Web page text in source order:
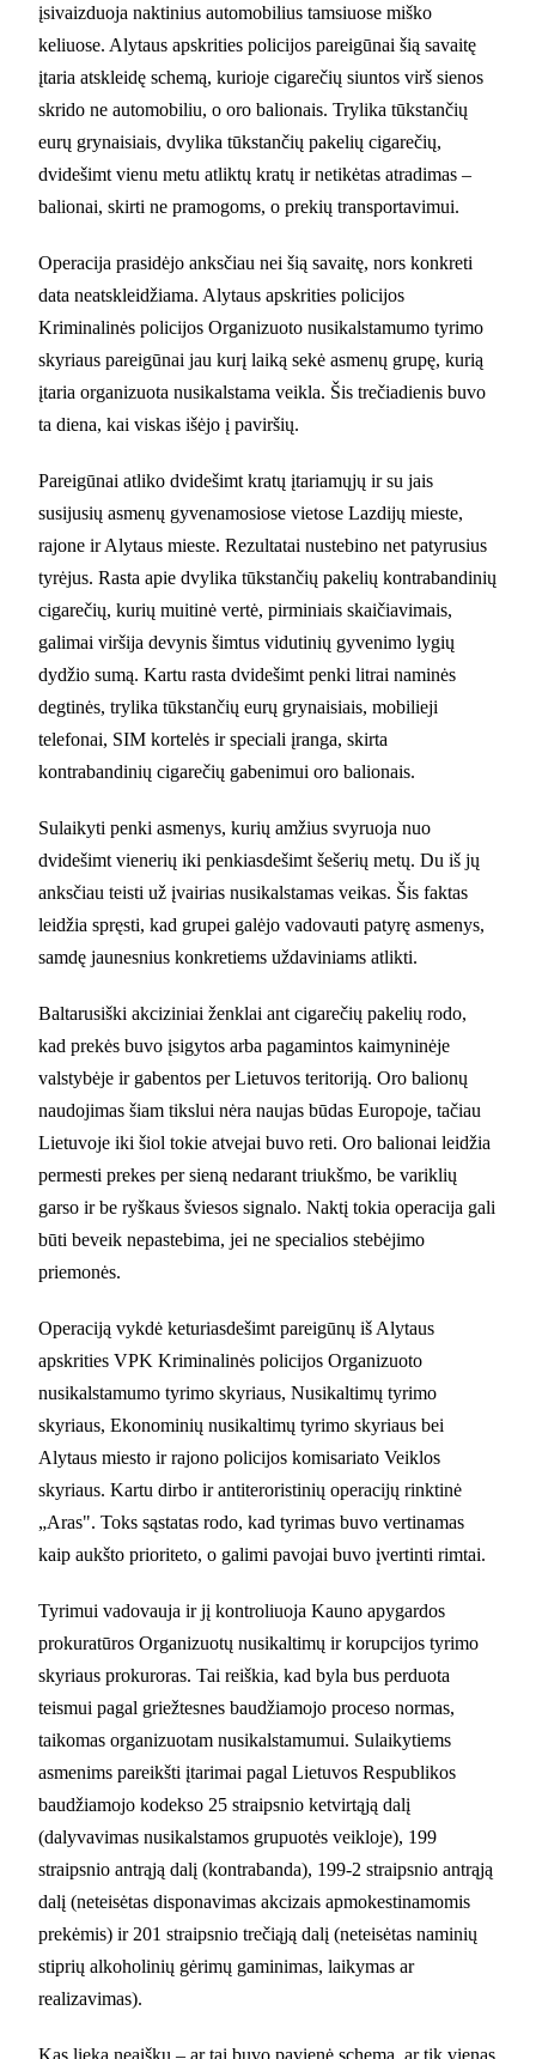
įsivaizduoja naktinius automobilius tamsiuose miško
keliuose. Alytaus apskrities policijos pareigūnai šią savaitę
įtaria atskleidę schemą, kurioje cigarečių siuntos virš sienos
skrido ne automobiliu, o oro balionais. Trylika tūkstančių
eurų grynaisiais, dvylika tūkstančių pakelių cigarečių,
dvidešimt vienu metu atliktų kratų ir netikėtas atradimas –
balionai, skirti ne pramogoms, o prekių transportavimui.
Operacija prasidėjo anksčiau nei šią savaitę, nors konkreti
data neatskleidžiama. Alytaus apskrities policijos
Kriminalinės policijos Organizuoto nusikalstamumo tyrimo
skyriaus pareigūnai jau kurį laiką sekė asmenų grupę, kurią
įtaria organizuota nusikalstama veikla. Šis trečiadienis buvo
ta diena, kai viskas išėjo į paviršių.
Pareigūnai atliko dvidešimt kratų įtariamųjų ir su jais
susijusių asmenų gyvenamosiose vietose Lazdijų mieste,
rajone ir Alytaus mieste. Rezultatai nustebino net patyrusius
tyrėjus. Rasta apie dvylika tūkstančių pakelių kontrabandinių
cigarečių, kurių muitinė vertė, pirminiais skaičiavimais,
galimai viršija devynis šimtus vidutinių gyvenimo lygių
dydžio sumą. Kartu rasta dvidešimt penki litrai naminės
degtinės, trylika tūkstančių eurų grynaisiais, mobilieji
telefonai, SIM kortelės ir speciali įranga, skirta
kontrabandinių cigarečių gabenimui oro balionais.
Sulaikyti penki asmenys, kurių amžius svyruoja nuo
dvidešimt vienerių iki penkiasdešimt šešerių metų. Du iš jų
anksčiau teisti už įvairias nusikalstamas veikas. Šis faktas
leidžia spręsti, kad grupei galėjo vadovauti patyrę asmenys,
samdę jaunesnius konkretiems uždaviniams atlikti.
Baltarusiški akciziniai ženklai ant cigarečių pakelių rodo,
kad prekės buvo įsigytos arba pagamintos kaimyninėje
valstybėje ir gabentos per Lietuvos teritoriją. Oro balionų
naudojimas šiam tikslui nėra naujas būdas Europoje, tačiau
Lietuvoje iki šiol tokie atvejai buvo reti. Oro balionai leidžia
permesti prekes per sieną nedarant triukšmo, be variklių
garso ir be ryškaus šviesos signalo. Naktį tokia operacija gali
būti beveik nepastebima, jei ne specialios stebėjimo
priemonės.
Operaciją vykdė keturiasdešimt pareigūnų iš Alytaus
apskrities VPK Kriminalinės policijos Organizuoto
nusikalstamumo tyrimo skyriaus, Nusikaltimų tyrimo
skyriaus, Ekonominių nusikaltimų tyrimo skyriaus bei
Alytaus miesto ir rajono policijos komisariato Veiklos
skyriaus. Kartu dirbo ir antiteroristinių operacijų rinktinė
„Aras". Toks sąstatas rodo, kad tyrimas buvo vertinamas
kaip aukšto prioriteto, o galimi pavojai buvo įvertinti rimtai.
Tyrimui vadovauja ir jį kontroliuoja Kauno apygardos
prokuratūros Organizuotų nusikaltimų ir korupcijos tyrimo
skyriaus prokuroras. Tai reiškia, kad byla bus perduota
teismui pagal griežtesnes baudžiamojo proceso normas,
taikomas organizuotam nusikalstamumui. Sulaikytiems
asmenims pareikšti įtarimai pagal Lietuvos Respublikos
baudžiamojo kodekso 25 straipsnio ketvirtąją dalį
(dalyvavimas nusikalstamos grupuotės veikloje), 199
straipsnio antrąją dalį (kontrabanda), 199-2 straipsnio antrąją
dalį (neteisėtas disponavimas akcizais apmokestinamomis
prekėmis) ir 201 straipsnio trečiąją dalį (neteisėtas naminių
stiprių alkoholinių gėrimų gaminimas, laikymas ar
realizavimas).
Kas lieka neaišku – ar tai buvo pavienė schema, ar tik vienas